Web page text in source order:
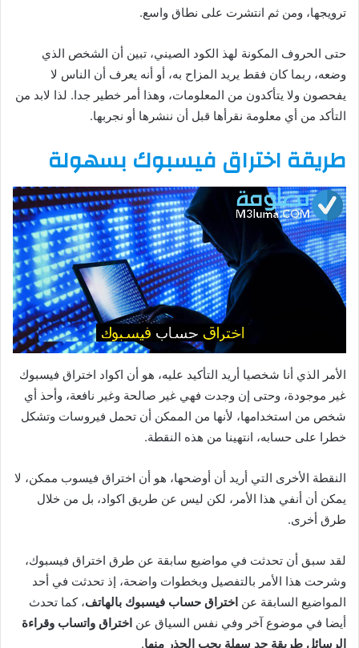
ترويجها، ومن ثم انتشرت على نطاق واسع.
حتى الحروف المكونة لهذ الكود الصيني، تبين أن الشخص الذي
وضعه، ربما كان فقط يريد المزاح به، أو أنه يعرف أن الناس لا
يفحصون ولا يتأكدون من المعلومات، وهذا أمر خطير جدا. لذا لابد من
التأكد من أي معلومة نقرأها قبل أن ننشرها أو نجربها.
طريقة اختراق فيسبوك بسهولة
الأمر الذي أنا شخصيا أريد التأكيد عليه، هو أن اكواد اختراق فيسبوك
غير موجودة، وحتى إن وجدت فهي غير صالحة وغير نافعة، وأحذ أي
شخص من استخدامها، لأنها من الممكن أن تحمل فيروسات وتشكل
خطرا على حسابه، انتهينا من هذه النقطة.
النقطة الأخرى التي أريد أن أوضحها، هو أن اختراق فيسوب ممكن، لا
يمكن أن أنفي هذا الأمر، لكن ليس عن طريق اكواد، بل من خلال
طرق أخرى.
لقد سبق أن تحدثت في مواضيع سابقة عن طرق اختراق فيسبوك،
وشرحت هذا الأمر بالتفصيل وبخطوات واضحة، إذ تحدثت في أحد
المواضيع السابقة عن اختراق حساب فيسبوك بالهاتف، كما تحدث
أيضا في موضوع آخر وفي نفس السياق عن اختراق واتساب وقراءة
الرسائل طريقة جد سهلة يجب الحذر منها.